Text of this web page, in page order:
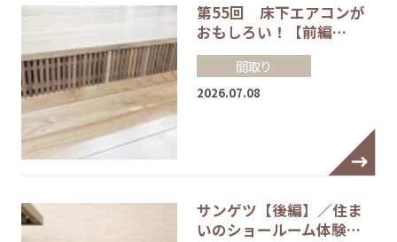
第55回 床下エアコンが
おもしろい！【前編…
間取り
2026.07.08
サンゲツ【後編】／住ま
いのショールーム体験…